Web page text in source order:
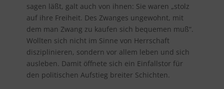
sagen läßt, galt auch von ihnen: Sie waren „stolz
auf ihre Freiheit. Des Zwanges ungewohnt, mit
dem man Zwang zu kaufen sich bequemen muß“.
Wollten sich nicht im Sinne von Herrschaft
disziplinieren, sondern vor allem leben und sich
ausleben. Damit öffnete sich ein Einfallstor für
den politischen Aufstieg breiter Schichten.